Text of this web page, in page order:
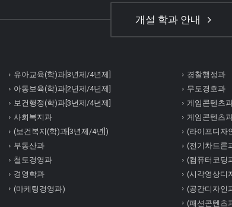
개설 학과 안내
유아교육(학)과[3년제/4년제]
아동보육(학)과[2년제/4년제]
보건행정(학)과[3년제/4년제]
사회복지과
(보건복지(학)과[3년제/4년])
부동산과
철도경영과
경영학과
(마케팅경영과)
경찰행정과
무도경호과
게임콘텐츠
게임콘텐츠
(라이프디자
(전기차드론
(컴퓨터코딩
(시각영상디
(공간디자인
(패션콘텐츠